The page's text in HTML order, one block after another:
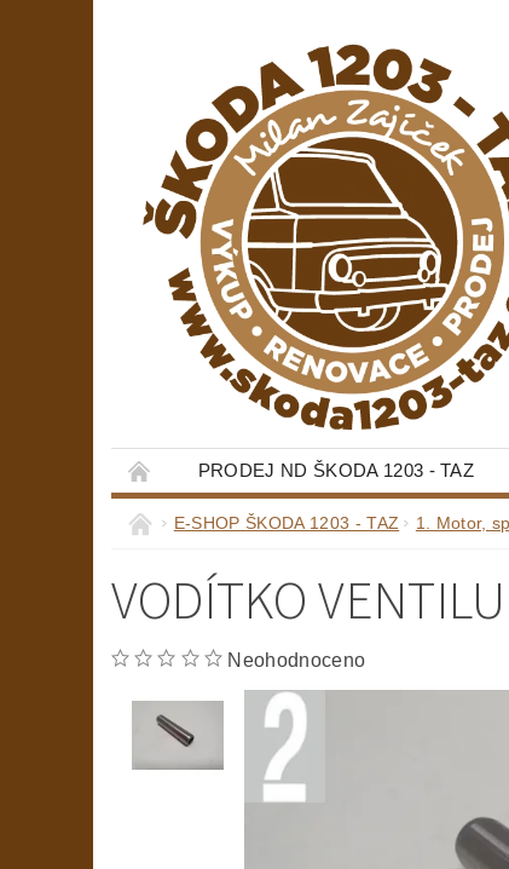
PRODEJ ND ŠKODA 1203 - TAZ
E-SHOP ŠKODA 1203 - TAZ 1. Motor,
VODÍTKO VENTILU
Neohodnoceno